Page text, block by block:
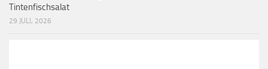
Tintenfischsalat
29 JULI, 2026